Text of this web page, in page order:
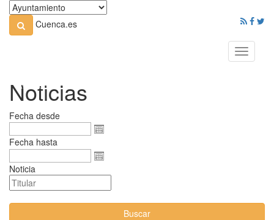
Cuenca.es
Toggle
Noticias
Fecha desde
Fecha hasta
Noticia
Buscar